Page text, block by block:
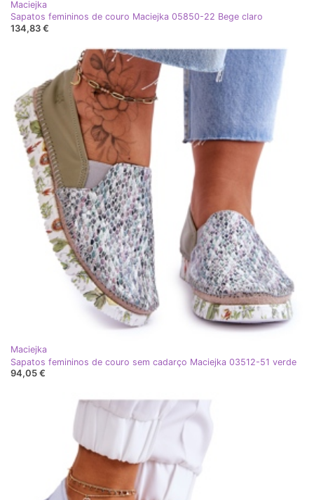
Maciejka
Sapatos femininos de couro Maciejka 05850-22 Bege claro
134,83 €
Maciejka
Sapatos femininos de couro sem cadarço Maciejka 03512-51 verde
94,05 €